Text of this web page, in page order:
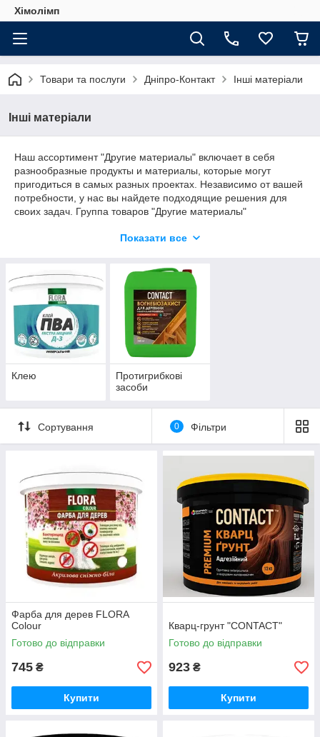
Хімолімп
Товари та послуги Дніпро-Контакт Інші матеріали
Інші матеріали
Наш ассортимент "Другие материалы" включает в себя
разнообразные продукты и материалы, которые могут
пригодиться в самых разных проектах. Независимо от вашей
потребности, у нас вы найдете подходящие решения для
своих задач. Группа товаров "Другие материалы"
специализированных химических соединений и заканчивая
Мы предлагаем разнообразные продукты, готовые помочь
вам успешно завершить ваш проект.
Показати все
Клею
Протигрибкові
засоби
Сортування 0 Фільтри
Фарба для дерев FLORA
Сolour
Готово до відправки
745 ₴
Купити
Кварц-грунт "CONTACT"
Готово до відправки
923 ₴
Купити